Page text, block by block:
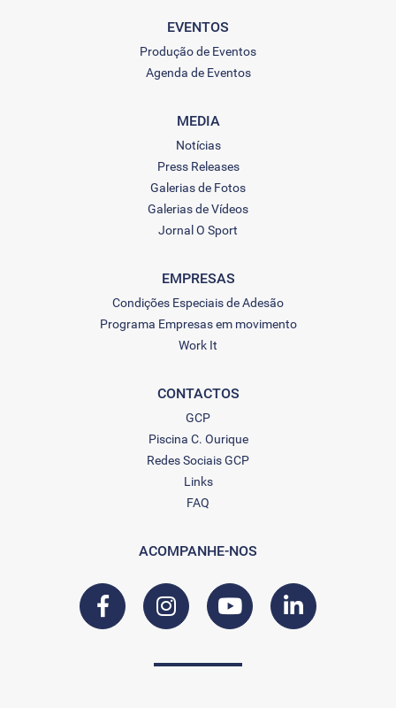
EVENTOS
Produção de Eventos
Agenda de Eventos
MEDIA
Notícias
Press Releases
Galerias de Fotos
Galerias de Vídeos
Jornal O Sport
EMPRESAS
Condições Especiais de Adesão
Programa Empresas em movimento
Work It
CONTACTOS
GCP
Piscina C. Ourique
Redes Sociais GCP
Links
FAQ
ACOMPANHE-NOS